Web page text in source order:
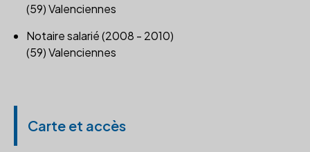
(59) Valenciennes
Notaire salarié (2008 - 2010)
(59) Valenciennes
Carte et accès